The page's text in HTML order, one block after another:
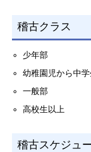
稽古クラス
少年部
幼稚園児から中学
一般部
高校生以上
稽古スケジュ